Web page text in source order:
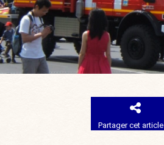
Partager cet article